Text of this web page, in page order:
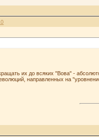
их до всяких "Вова" -
направленных на